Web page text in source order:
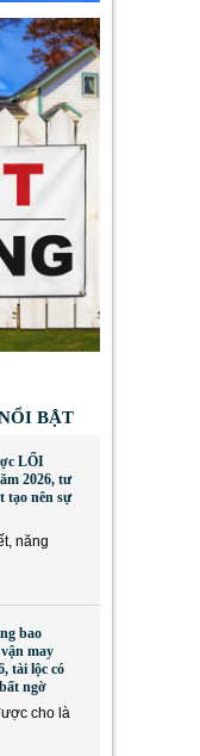
BẬT
LỐI
2026, tư
tạo nên sự
năng
bao
may
tài lộc có
ngờ
cho là